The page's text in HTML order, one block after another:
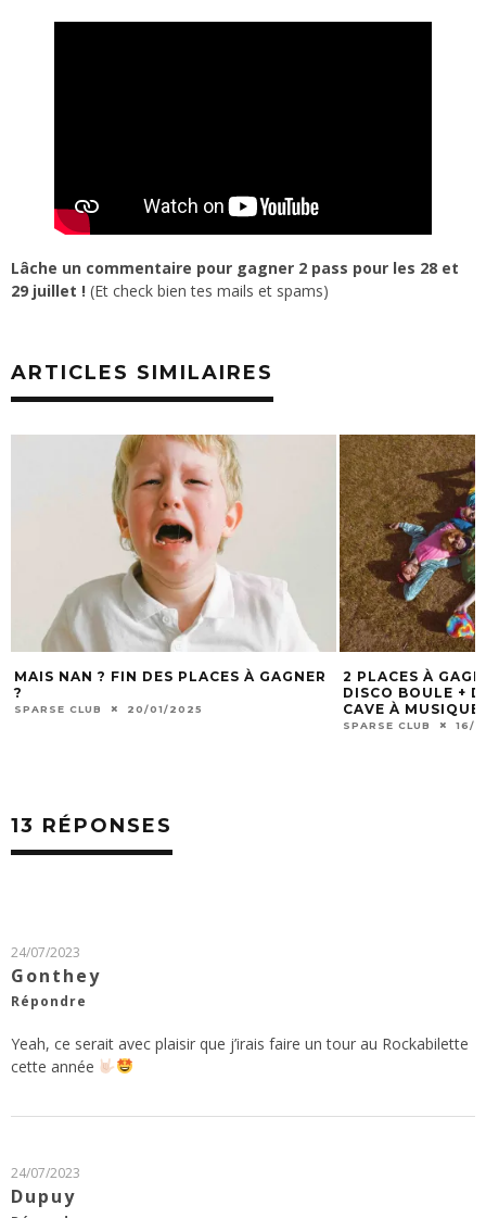
Lâche un commentaire pour gagner 2 pass pour les 28 et
29 juillet ! (Et check bien tes mails et spams)
ARTICLES SIMILAIRES
MAIS NAN ? FIN DES PLACES À GAGNER
?
SPARSE CLUB 20/01/2025
2 PLACES À
DISCO BOULE +
CAVE À
SPARSE CLUB 16/
13 RÉPONSES
24/07/2023
Gonthey
Répondre
Yeah, ce serait avec plaisir que j’irais faire un tour au Rockabilette
cette année
24/07/2023
Dupuy